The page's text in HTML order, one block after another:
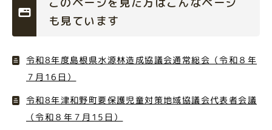
も見ています
令和8年度島根県水源林造成協議会通常総会（令和８年
７月16日）
令和8年津和野町要保護児童対策地域協議会代表者会議
（令和８年７月15日）